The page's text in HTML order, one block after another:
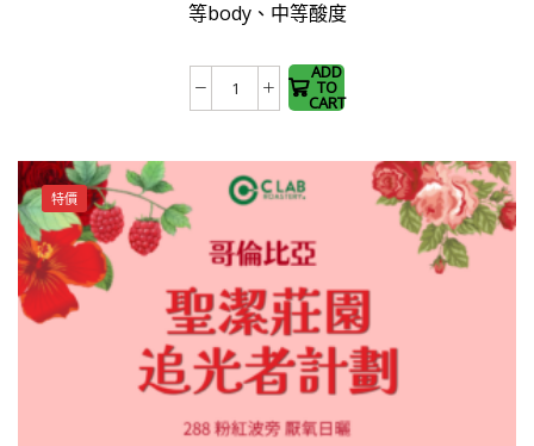
等body、中等酸度
哥
比
亞
聖
潔
莊
園
追
光
者
計
ADD
TO
CART
multiple
The
options
chosen
on the
product
page
特價